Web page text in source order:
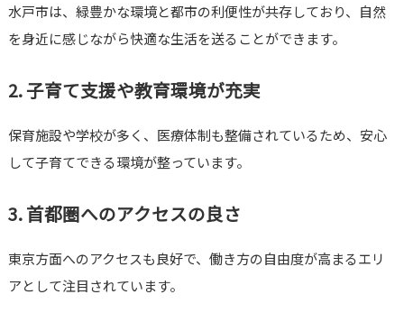
水戸市は、緑豊かな環境と都市の利便性が共存しており、自然
を身近に感じながら快適な生活を送ることができます。
2. 子育て支援や教育環境が充実
保育施設や学校が多く、医療体制も整備されているため、安心
して子育てできる環境が整っています。
3. 首都圏へのアクセスの良さ
東京方面へのアクセスも良好で、働き方の自由度が高まるエリ
アとして注目されています。